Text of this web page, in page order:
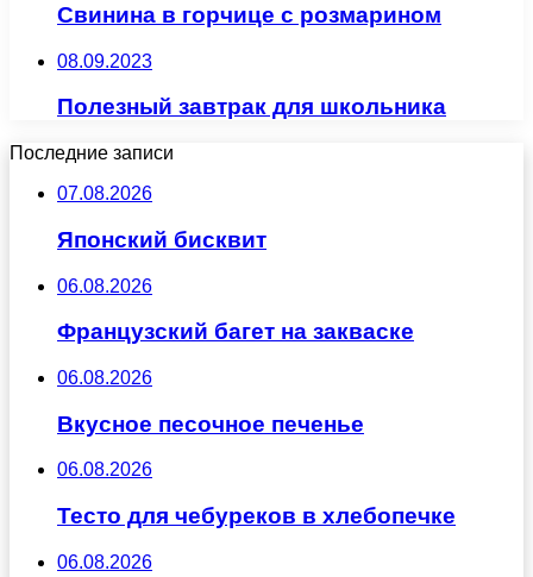
Свинина в горчице с розмарином
08.09.2023
Полезный завтрак для школьника
Последние записи
07.08.2026
Японский бисквит
06.08.2026
Французский багет на закваске
06.08.2026
Вкусное песочное печенье
06.08.2026
Тесто для чебуреков в хлебопечке
06.08.2026